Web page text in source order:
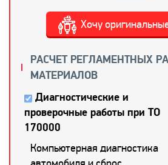
Хочу
РАСЧЕТ РЕГЛАМЕНТНЫХ
МАТЕРИАЛОВ
Диагностические и
проверочные работы при ТО
170000
Компьютерная диагностика